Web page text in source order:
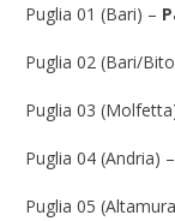
Puglia 01 (Bari) –
Puglia 02 (Bari/
Puglia 03
Puglia 04 (Andria) –
Puglia 05